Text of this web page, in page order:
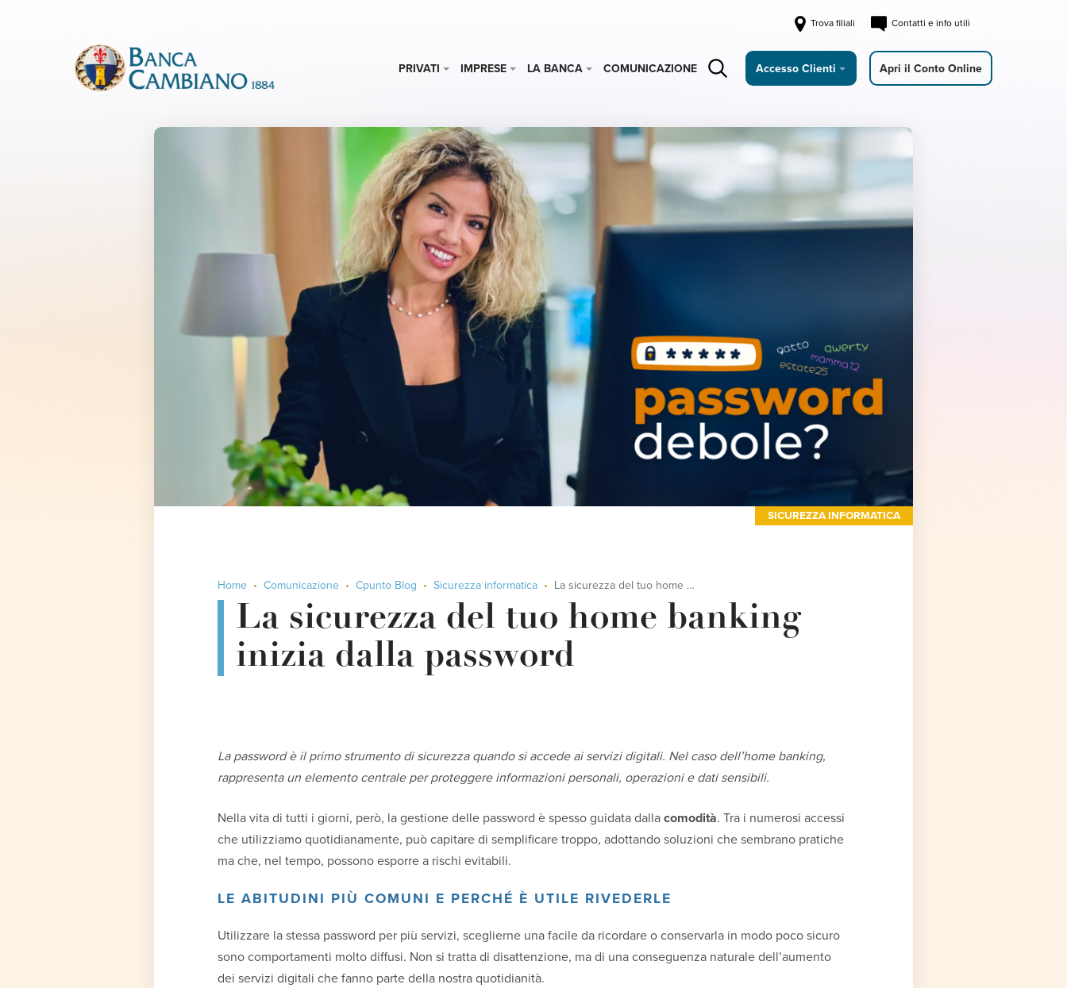
Trova filiali Contatti e info utili
PRIVATI IMPRESE LA BANCA COMUNICAZIONE Accesso Clienti Apri il Conto Online
Home Comunicazione Cpunto Blog Sicurezza informatica La sicurezza del tuo home banking inizia dalla password
La sicurezza del tuo home banking
inizia dalla password
SICUREZZA INFORMATICA
La password è il primo strumento di sicurezza quando si accede ai servizi digitali. Nel caso dell’home banking,
rappresenta un elemento centrale per proteggere informazioni personali, operazioni e dati sensibili.
Nella vita di tutti i giorni, però, la gestione delle password è spesso guidata dalla comodità. Tra i numerosi accessi
che utilizziamo quotidianamente, può capitare di semplificare troppo, adottando soluzioni che sembrano pratiche
ma che, nel tempo, possono esporre a rischi evitabili.
LE ABITUDINI PIÙ COMUNI E PERCHÉ È UTILE RIVEDERLE
Utilizzare la stessa password per più servizi, sceglierne una facile da ricordare o conservarla in modo poco sicuro
sono comportamenti molto diffusi. Non si tratta di disattenzione, ma di una conseguenza naturale dell’aumento
dei servizi digitali che fanno parte della nostra quotidianità.